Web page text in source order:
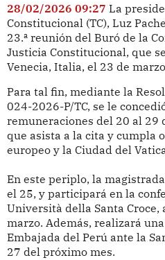
28/02/2026 09:27 La
Constitucional (TC), Luz
23.ª reunión del Buró de la
Justicia Constitucional, que
Venecia, Italia, el 23 de
Para tal fin, mediante la
024-2026-P/TC, se le
remuneraciones del 20 al 29
que asista a la cita y cumpla
europeo y la Ciudad del
En este periplo, la
el 25, y participará en la
Università della Santa Croce,
marzo. Además, realizará
Embajada del Perú ante la
27 del próximo mes.